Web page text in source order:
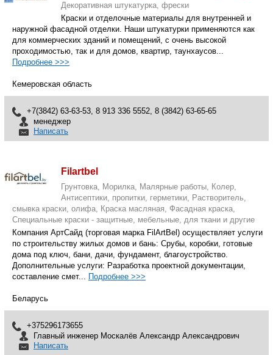
Декоративная штукатурка, фрески
Краски и отделочные материалы для внутренней и
наружной фасадной отделки. Наши штукатурки применяются как
для коммерческих зданий и помещений, с очень высокой
проходимостью, так и для домов, квартир, таунхаусов...
Подробнее >>>
Кемеровская область
+7(3842) 63-63-53, 8 913 336 5552, 8 (3842) 63-65-65
менеджер
Написать
Filartbel
Грунтовка, Морилка, Малярные работы, Колер,
Антисептики, пропитки, герметики, Растворитель,
смывка краски, олифа, Краска масляная, Фасадная краска,
Специальные краски - защитные, мебельные, для ткани и другие
Компания АртСайд (торговая марка FilArtBel) осуществляет услуги
по строительству жилых домов и бань: Срубы, коробки, готовые
дома под ключ, бани, дачи, фундамент, благоустройство.
Дополнительные услуги: Разработка проектной документации,
составление смет... Подробнее >>>
Беларусь
+375296173655
Главный инженер Москалёв Александр Александрович
Написать